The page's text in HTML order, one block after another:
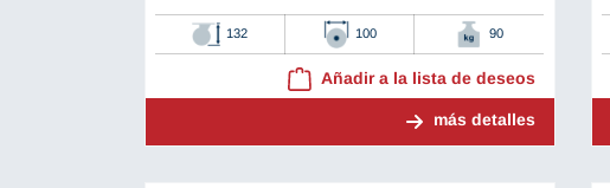
132 100 90
Añadir a la lista de deseos
más detalles